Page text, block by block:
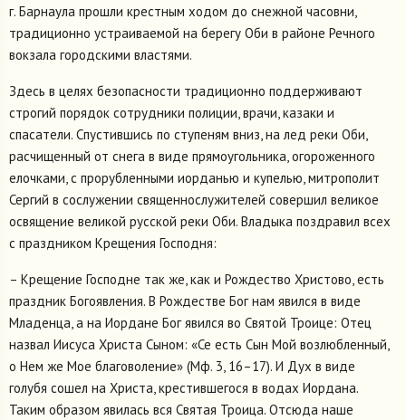
г. Барнаула прошли крестным ходом до снежной часовни,
традиционно устраиваемой на берегу Оби в районе Речного
вокзала городскими властями.
Здесь в целях безопасности традиционно поддерживают
строгий порядок сотрудники полиции, врачи, казаки и
спасатели. Спустившись по ступеням вниз, на лед реки Оби,
расчищенный от снега в виде прямоугольника, огороженного
елочками, с прорубленными иорданью и купелью, митрополит
Сергий в сослужении священнослужителей совершил великое
освящение великой русской реки Оби. Владыка поздравил всех
с праздником Крещения Господня:
– Крещение Господне так же, как и Рождество Христово, есть
праздник Богоявления. В Рождестве Бог нам явился в виде
Младенца, а на Иордане Бог явился во Святой Троице: Отец
назвал Иисуса Христа Сыном: «Се есть Сын Мой возлюбленный,
о Нем же Мое благоволение» (Мф. 3, 16–17). И Дух в виде
голубя сошел на Христа, крестившегося в водах Иордана.
Таким образом явилась вся Святая Троица. Отсюда наше